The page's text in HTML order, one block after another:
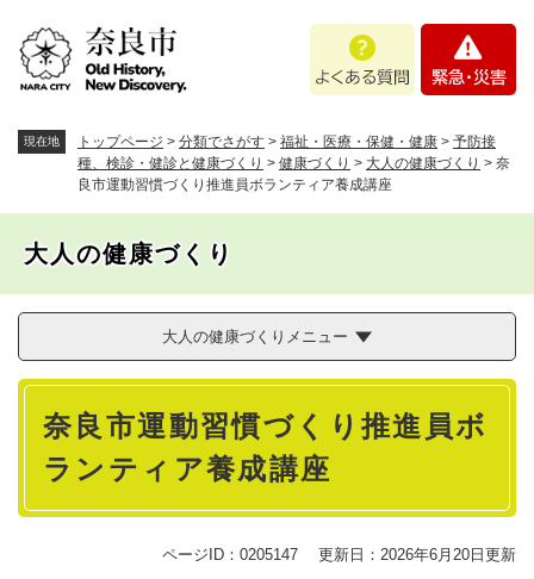
。
あ
問
・
現在地 トップページ > 分類でさがす > 福祉・医療・保健・健康 > 予防接
種、検診・健診と健康づくり > 健康づくり > 大人の健康づくり > 奈
良市運動習慣づくり推進員ボランティア養成講座
大人の健康づくり
大人の健康づくりメニュー
本
奈良市運動習慣づくり推進員ボ
ランティア養成講座
ページID：0205147 更新日：2026年6月20日更新